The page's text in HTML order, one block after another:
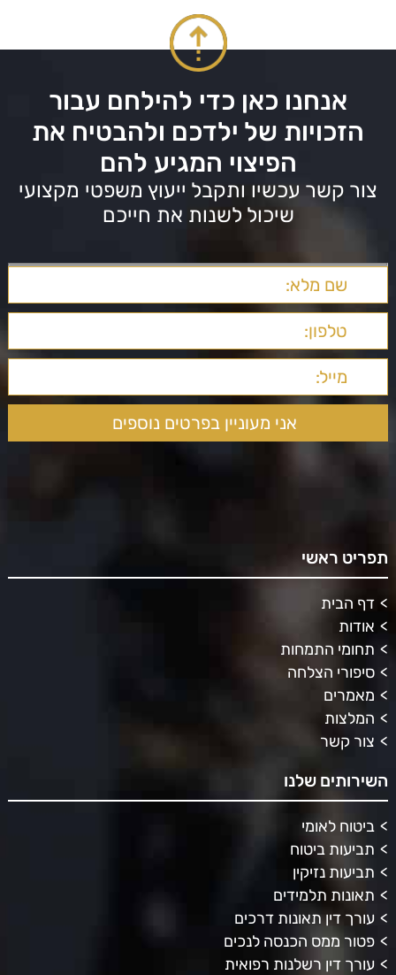
אנחנו כאן כדי להילחם עבור
הזכויות של ילדכם ולהבטיח את
הפיצוי המגיע להם
צור קשר עכשיו ותקבל ייעוץ משפטי מקצועי
שיכול לשנות את חייכם
תפריט ראשי
דף הבית
אודות
תחומי התמחות
סיפורי הצלחה
מאמרים
המלצות
צור קשר
השירותים שלנו
ביטוח לאומי
תביעות ביטוח
תביעות נזיקין
תאונות תלמידים
עורך דין תאונות דרכים
פטור ממס הכנסה לנכים
עורך דין רשלנות רפואית